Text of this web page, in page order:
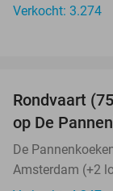
Verkocht: 3.274
Rondvaart
op De
De
Amsterdam (+2